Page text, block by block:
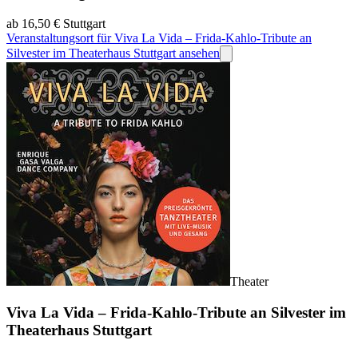
ab 16,50 € Stuttgart
Veranstaltungsort für Viva La Vida – Frida-Kahlo-Tribute an
Silvester im Theaterhaus Stuttgart ansehen
Theater
Viva La Vida – Frida-Kahlo-Tribute an Silvester im
Theaterhaus Stuttgart